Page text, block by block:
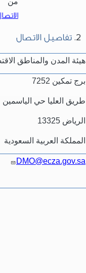
تفاصيل الاتصال
هيئة المدن والمناطق
برج تمكين 7252
طريق العليا حي الياسمين
الرياض 13325
المملكة العربية السعودية
DMO@ecza.gov.sa